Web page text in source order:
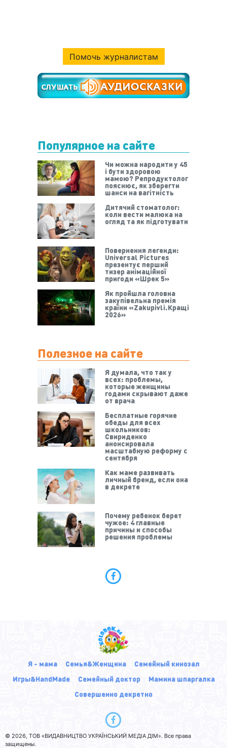
Помочь журналистам
Популярное на сайте
Чи можна народити у 45
і бути здоровою
мамою? Репродуктолог
пояснює, як зберегти
шанси на вагітність
Дитячий стоматолог:
коли вести малюка на
огляд та як підготувати
Повернення легенди:
Universal Pictures
презентує перший
тизер анімаційної
пригоди «Шрек 5»
Як пройшла головна
закупівельна премія
країни «Zakupivli.Кращі
2026»
Полезное на сайте
Я думала, что так у
всех: проблемы,
которые женщины
годами скрывают даже
от врача
Бесплатные горячие
обеды для всех
школьников:
Свириденко
анонсировала
масштабную реформу с
сентября
Как маме развивать
личный бренд, если она
в декрете
Почему ребенок берет
чужое: 4 главные
причины и способы
решения проблемы
Я - мама Семья&Женщина
Семейный кинозал
Игры&HandMade
Семейный доктор
Мамина шпаргалка
Совершенно декретно
© 2026, ТОВ «ВИДАВНИЦТВО УКРАЇНСЬКИЙ МЕДІА ДІМ». Все права
защищены.